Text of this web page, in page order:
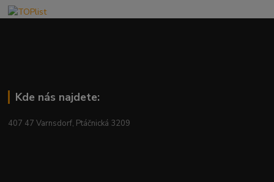
Kde nás najdete:
407 47 Varnsdorf, Ptáčnická 3209